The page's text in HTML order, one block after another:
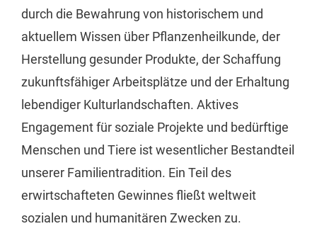
durch die Bewahrung von historischem und
aktuellem Wissen über Pflanzenheilkunde, der
Herstellung gesunder Produkte, der Schaffung
zukunftsfähiger Arbeitsplätze und der Erhaltung
lebendiger Kulturlandschaften. Aktives
Engagement für soziale Projekte und bedürftige
Menschen und Tiere ist wesentlicher Bestandteil
unserer Familientradition. Ein Teil des
erwirtschafteten Gewinnes fließt weltweit
sozialen und humanitären Zwecken zu.